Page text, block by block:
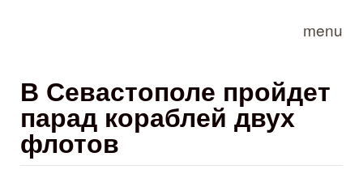
menu
В Севастополе пройдет
парад кораблей двух
флотов